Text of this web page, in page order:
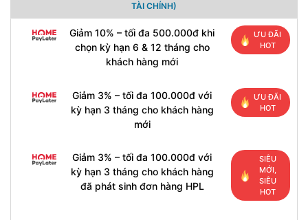
TÀI CHÍNH)
Giảm 10% – tối đa 500.000đ khi
chọn kỳ hạn 6 & 12 tháng cho
khách hàng mới
ƯU ĐÃI
HOT
Giảm 3% – tối đa 100.000đ với
kỳ hạn 3 tháng cho khách hàng
mới
ƯU ĐÃI
HOT
Giảm 3% – tối đa 100.000đ với
kỳ hạn 3 tháng cho khách hàng
đã phát sinh đơn hàng HPL
SIÊU
MỚI,
SIÊU
HOT